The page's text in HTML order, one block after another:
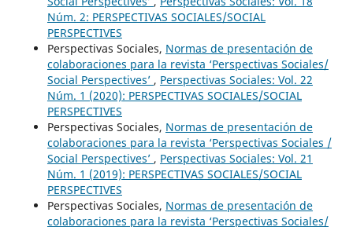
Núm. 2: PERSPECTIVAS SOCIALES/SOCIAL
PERSPECTIVES
Perspectivas Sociales, Normas de presentación de
colaboraciones para la revista ‘Perspectivas Sociales/
Social Perspectives’ , Perspectivas Sociales: Vol. 22
Núm. 1 (2020): PERSPECTIVAS SOCIALES/SOCIAL
PERSPECTIVES
Perspectivas Sociales, Normas de presentación de
colaboraciones para la revista ‘Perspectivas Sociales /
Social Perspectives’ , Perspectivas Sociales: Vol. 21
Núm. 1 (2019): PERSPECTIVAS SOCIALES/SOCIAL
PERSPECTIVES
Perspectivas Sociales, Normas de presentación de
colaboraciones para la revista ‘Perspectivas Sociales/